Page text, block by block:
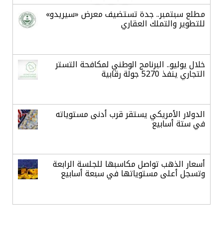
مطلع سبتمبر.. جدة تستضيف معرض «سيريدو»
للتطوير والتملك العقاري
خلال يوليو.. البرنامج الوطني لمكافحة التستر
التجاري ينفذ 5270 جولة رقابية
الدولار الأمريكي يستقر قرب أدنى مستوياته
في ستة أسابيع
أسعار الذهب تواصل مكاسبها للجلسة الرابعة
وتسجل أعلى مستوياتها في سبعة أسابيع